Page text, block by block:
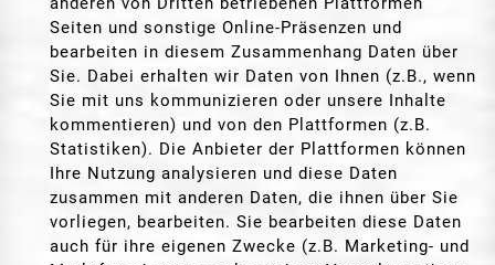
Seiten und sonstige Online-Präsenzen und
bearbeiten in diesem Zusammenhang Daten über
Sie. Dabei erhalten wir Daten von Ihnen (z.B., wenn
Sie mit uns kommunizieren oder unsere Inhalte
kommentieren) und von den Plattformen (z.B.
Statistiken). Die Anbieter der Plattformen können
Ihre Nutzung analysieren und diese Daten
zusammen mit anderen Daten, die ihnen über Sie
vorliegen, bearbeiten. Sie bearbeiten diese Daten
auch für ihre eigenen Zwecke (z.B. Marketing- und